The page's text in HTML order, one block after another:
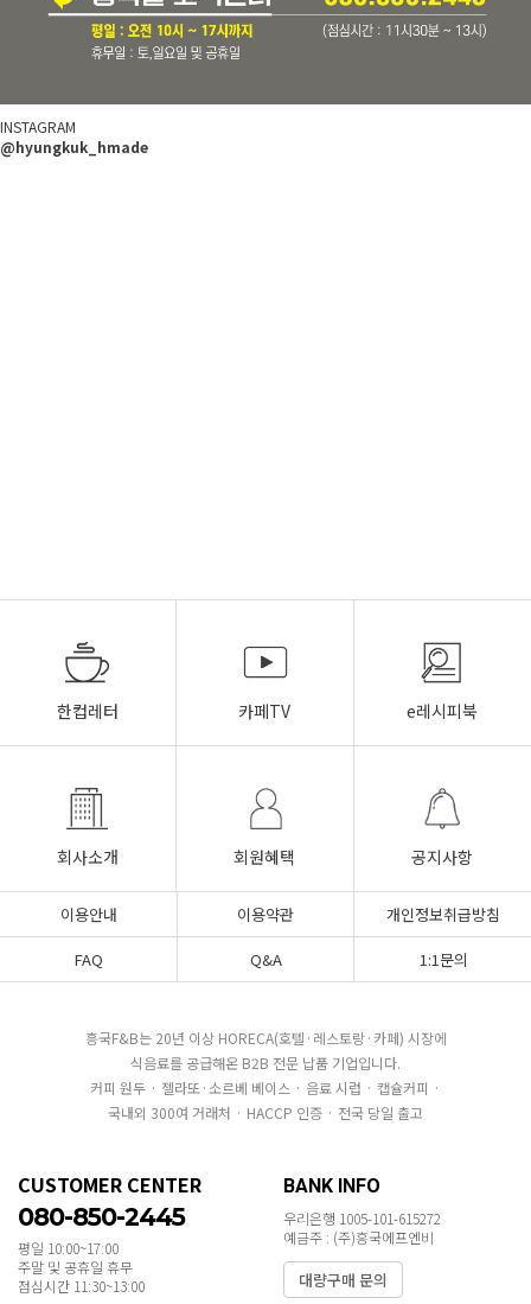
INSTAGRAM
@hyungkuk_hmade
한컵레터 카페TV e레시피북
회사소개 회원혜택 공지사항
이용안내 이용약관
개인정보취급방침
FAQ
Q&A 1:1문의
흥국F&B는 20년 이상 HORECA(호텔·레스토랑·카페) 시장에
식음료를 공급해온 B2B 전문 납품 기업입니다.
커피 원두 · 젤라또·소르베 베이스 · 음료 시럽 · 캡슐커피 ·
국내외 300여 거래처 · HACCP 인증 · 전국 당일 출고
CUSTOMER CENTER
080-850-2445
평일 10:00~17:00
주말 및 공휴일 휴무
점심시간 11:30~13:00
BANK INFO
우리은행 1005-101-615272
예금주 : (주)흥국에프엔비
대량구매 문의